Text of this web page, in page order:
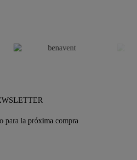
para la próxima compra